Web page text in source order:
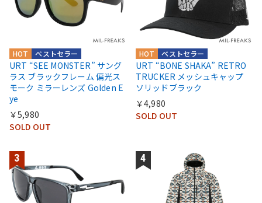
ベストセラー
HOT
URT “SEE MONSTER” サング
ラス ブラックフレーム 偏光ス
モーク ミラーレンズ Golden E
ye
￥5,980
SOLD OUT
ベストセラー
HOT
URT “BONE SHAKA” RETRO
TRUCKER メッシュキャップ
ソリッドブラック
￥4,980
SOLD OUT